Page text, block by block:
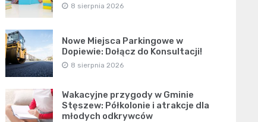
8 sierpnia 2026
Nowe Miejsca Parkingowe w
Dopiewie: Dołącz do Konsultacji!
8 sierpnia 2026
Wakacyjne przygody w Gminie
Stęszew: Półkolonie i atrakcje dla
młodych odkrywców